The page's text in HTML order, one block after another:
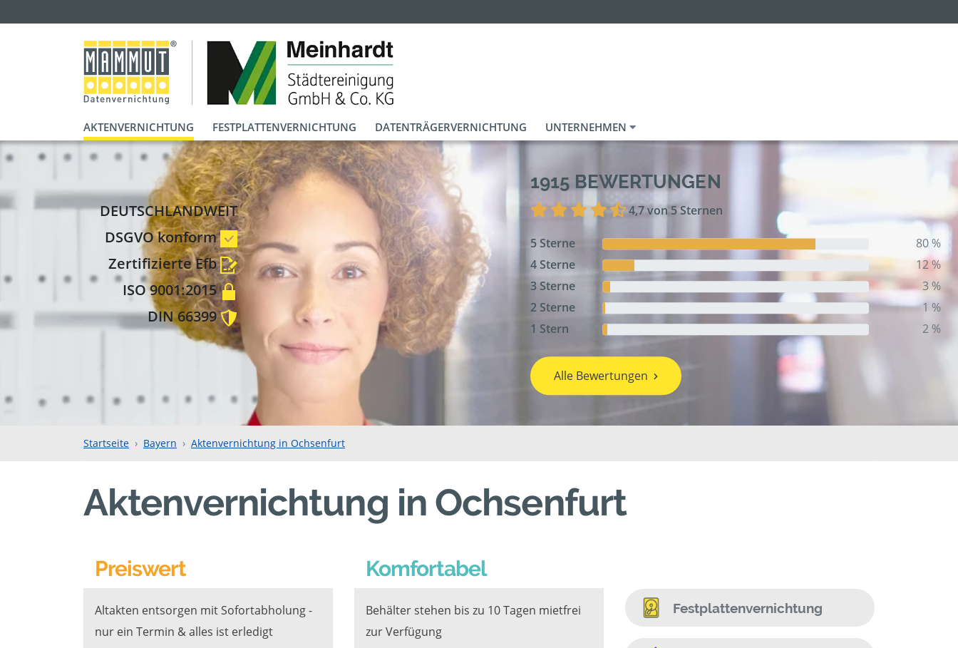
AKTENVERNICHTUNG FESTPLATTENVERNICHTUNG DATENTRÄGERVERNICHTUNG UNTERNEHMEN
DEUTSCHLANDWEIT
DSGVO konform
Zertifizierte Efb
ISO 9001:2015
DIN 66399
1915 BEWERTUNGEN
4,7 von 5 Sternen
5 Sterne
80 %
4 Sterne
12 %
3 Sterne
3 %
2 Sterne
1 %
1 Stern
2 %
Alle Bewertungen
Startseite Bayern Aktenvernichtung in Ochsenfurt
Aktenvernichtung in Ochsenfurt
Preiswert
Altakten entsorgen mit Sofortabholung -
nur ein Termin & alles ist erledigt
Komfortabel
Behälter stehen bis zu 10 Tagen mietfrei
zur Verfügung
Festplattenvernichtung